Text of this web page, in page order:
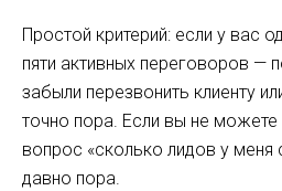
Простой критерий: если у вас
пяти активных переговоров —
забыли перезвонить клиенту
точно пора. Если вы не можете
вопрос «сколько лидов у меня
давно пора.